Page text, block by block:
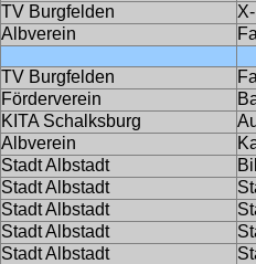
TV Burgfelden
Albverein
TV Burgfelden
Förderverein
KITA Schalksburg
Albverein
Stadt Albstadt
Stadt Albstadt
Stadt Albstadt
Stadt Albstadt
Stadt Albstadt